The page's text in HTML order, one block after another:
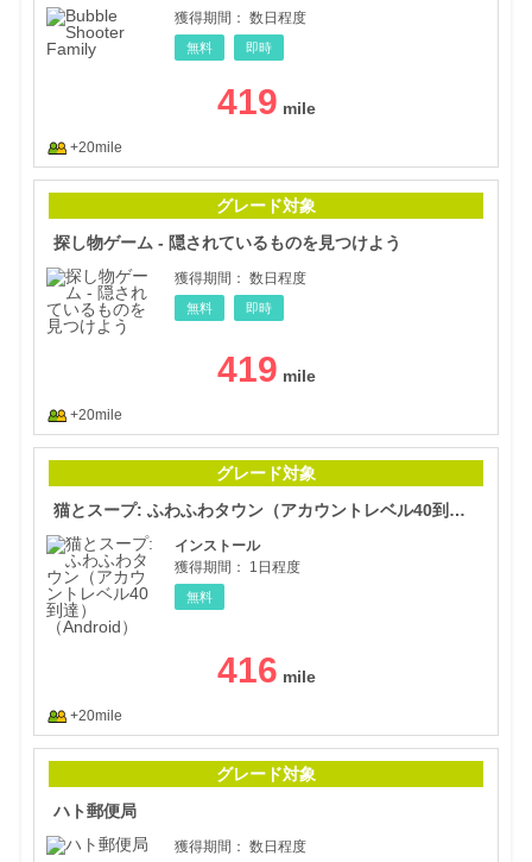
獲得期間： 数日程度
無料 即時
419
+20mile
グレード対象
探し物ゲーム - 隠されているものを見つけよう
獲得期間： 数日程度
無料 即時
419
+20mile
グレード対象
猫とスープ: ふわふわタウン（アカウントレベル40到達）（Android）
インストール
獲得期間：
1日程度
無料
416
+20mile
グレード対象
ハト郵便局
獲得期間： 数日程度